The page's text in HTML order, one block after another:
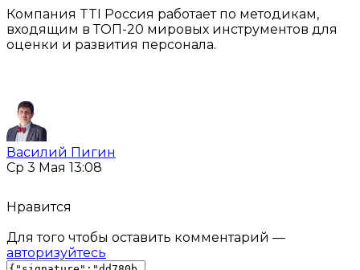
Компания TTI Россия работает по методикам,
входящим в ТОП-20 мировых инструментов для
оценки и развития персонала.
Василий Пигин
Ср 3 Мая 13:08
Нравится
Для того чтобы оставить комментарий —
авторизуйтесь